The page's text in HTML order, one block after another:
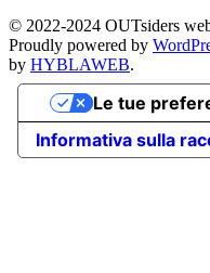
© 2022-2024 OUTsiders
Proudly powered by
by HYBLAWEB.
Informativa sulla
Le tue